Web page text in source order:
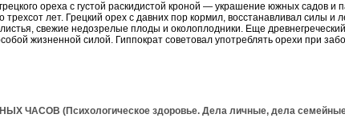
ореха с густой раскидистой кроной — украшение южных садов и
трехсот лет. Грецкий орех с давних пор кормил, восстанавливал силы и
свежие недозрелые плоды и околоплодники. Еще древнегреческий
жизненной силой. Гиппократ советовал употреблять орехи при
ЧАСОВ (Психологическое здоровье. Дела личные, дела